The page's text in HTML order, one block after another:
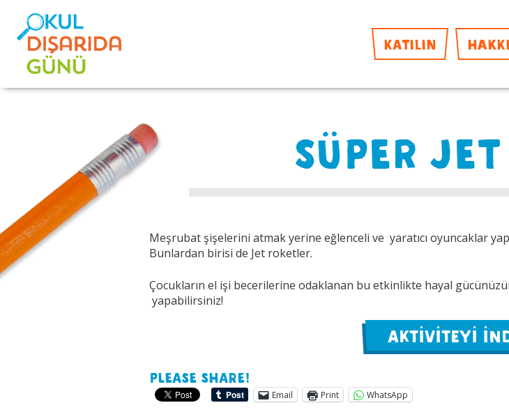
KATILIN
SÜPER
Meşrubat şişelerini atmak yerine eğlenceli ve yaratıcı oyuncaklar
Bunlardan birisi de Jet roketler.
Çocukların el işi becerilerine odaklanan bu etkinlikte hayal
yapabilirsiniz!
AKTİVİTEYİ
Please share!
Email Print WhatsApp